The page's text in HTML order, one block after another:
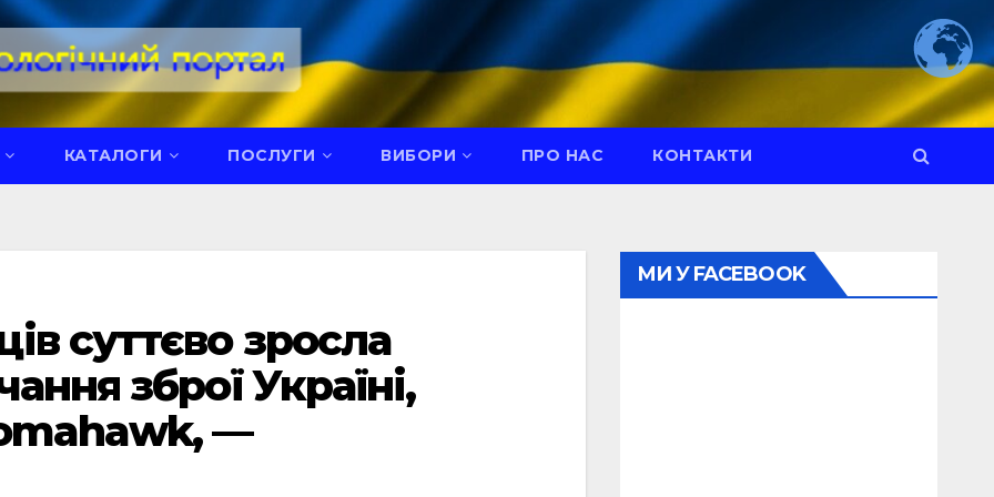
КАТАЛОГИ ПОСЛУГИ ВИБОРИ ПРО НАС КОНТАКТИ
суттєво зросла
зброї Україні,
—
МИ У FACEBOOK